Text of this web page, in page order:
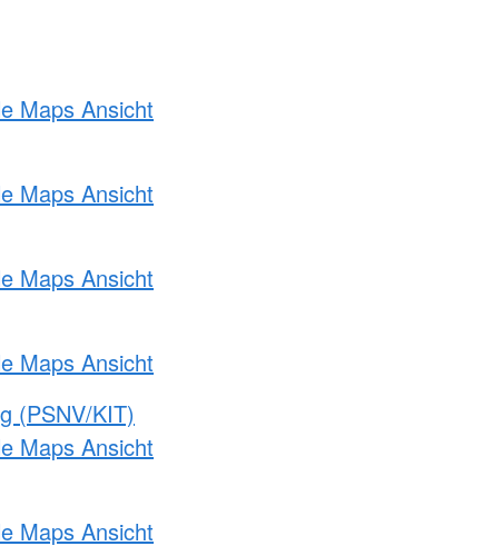
Maps Ansicht
Maps Ansicht
Maps Ansicht
Maps Ansicht
(PSNV/KIT)
Maps Ansicht
Maps Ansicht